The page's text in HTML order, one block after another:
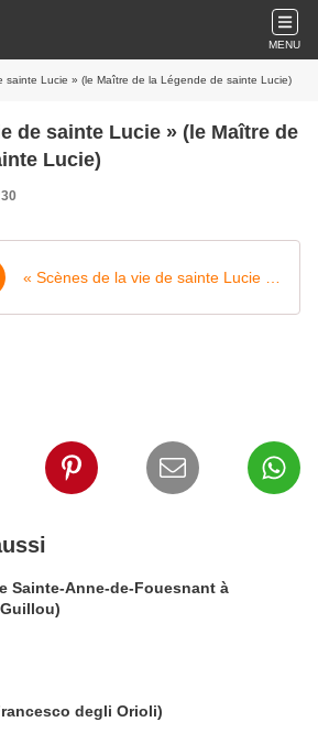
MENU
sainte Lucie » (le Maître de la Légende de sainte Lucie)
de sainte Lucie » (le Maître de
Lucie)
Sainte-Anne-de-Fouesnant à
degli Orioli)